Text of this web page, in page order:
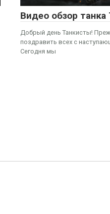
Видео обзор танка
Добрый день Танкисты!
поздравить всех с
Сегодня мы